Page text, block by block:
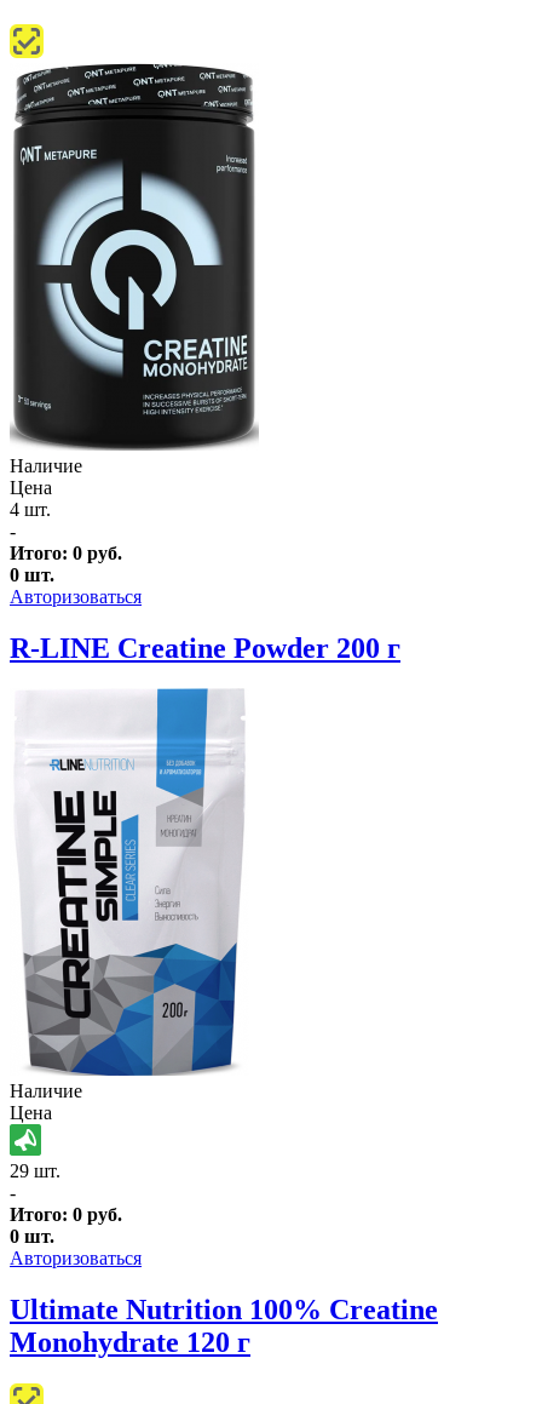
Наличие
Цена
4 шт.
-
Итого: 0 руб.
0 шт.
Авторизоваться
R-LINE Creatine Powder 200 г
Наличие
Цена
29 шт.
-
Итого: 0 руб.
0 шт.
Авторизоваться
Ultimate Nutrition 100% Creatine
Monohydrate 120 г